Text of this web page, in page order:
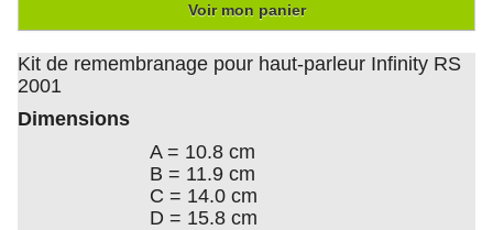
Voir mon panier
Kit de remembranage pour haut-parleur Infinity RS
2001
Dimensions
A = 10.8 cm
B = 11.9 cm
C = 14.0 cm
D = 15.8 cm